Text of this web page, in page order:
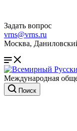
Задать вопрос
vrns@vrns.ru
Москва,
Международная
Поиск